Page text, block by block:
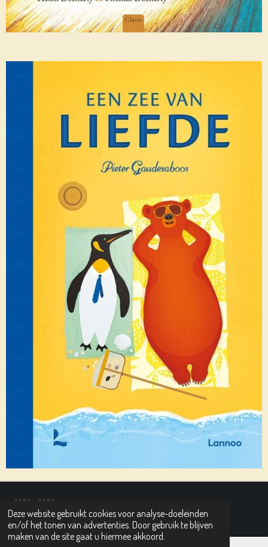
Deze website gebruikt cookies voor analyse-doeleinden
en/of het tonen van advertenties. Door gebruik te blijven
maken van de site gaat u hiermee akkoord.
© 2020 - 2026 deleesplank.nl
Powered byJouwWeb